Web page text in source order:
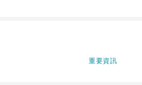
重要資訊